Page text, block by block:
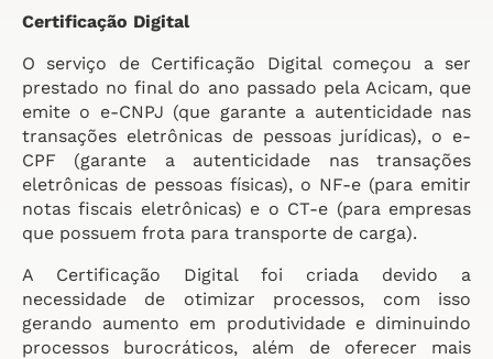
Certificação Digital
O serviço de Certificação Digital começou a ser
prestado no final do ano passado pela Acicam, que
emite o e-CNPJ (que garante a autenticidade nas
transações eletrônicas de pessoas jurídicas), o e-
CPF (garante a autenticidade nas transações
eletrônicas de pessoas físicas), o NF-e (para emitir
notas fiscais eletrônicas) e o CT-e (para empresas
que possuem frota para transporte de carga).
A Certificação Digital foi criada devido a
necessidade de otimizar processos, com isso
gerando aumento em produtividade e diminuindo
processos burocráticos, além de oferecer mais